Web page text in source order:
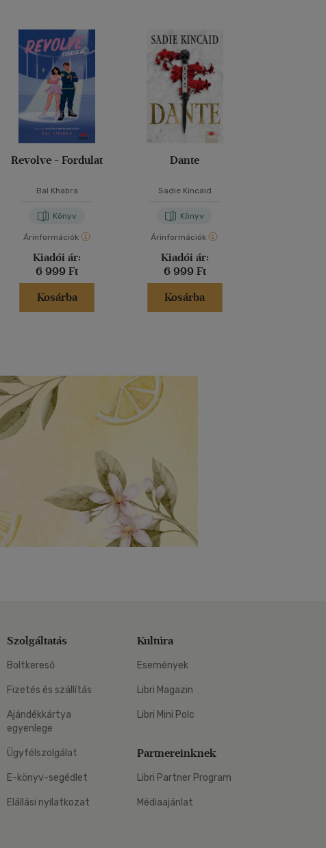
Revolve - Fordulat
Bal Khabra
Könyv
Árinformációk
Kiadói ár:
6 999 Ft
Kosárba
Dante
Sadie Kincaid
Könyv
Árinformációk
Kiadói ár:
6 999 Ft
Kosárba
Szolgáltatás
Boltkereső
Fizetés és szállítás
Ajándékkártya
egyenlege
Ügyfélszolgálat
E-könyv-segédlet
Elállási nyilatkozat
Kultúra
Események
Libri Magazin
Libri Mini Polc
Partnereinknek
Libri Partner Program
Médiaajánlat